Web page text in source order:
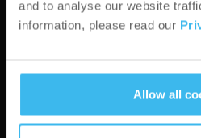
and to analyse our website
information, please read our
Allow all